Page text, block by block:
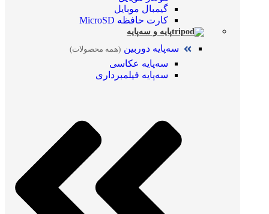
گیمبال موبایل
کارت حافظه MicroSD
پایه و سه‌پایه
سه‌پایه دوربین (همه محصولات)
سه‌پایه عکاسی
سه‌پایه فیلمبرداری